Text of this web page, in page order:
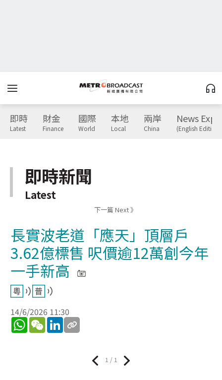
即時
Latest
財金
Finance
國際
World
本地
Local
兩岸
China
News
(English Edition)
即時新聞
Latest
下一篇 Next 》
長實波老道「應天」頂層戶
3.62億標售 呎價逾12萬創今年
一手新高
14/6/2026 11:30
WhatsApp
WeChatLinkedIn
1 / 1